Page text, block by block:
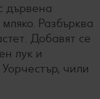
дървена
Разбърква
Добавят се
лук и
чили